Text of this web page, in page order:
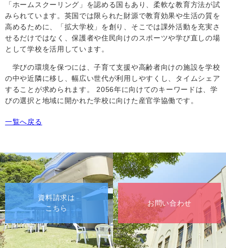
「ホームスクーリング」を認める国もあり、柔軟な教育方法が試
みられています。英国では限られた財源で教育効果や生活の質を
高めるために、「拡大学校」を創り、そこでは課外活動を充実さ
せるだけではなく、保護者や住民向けのスポーツや学び直しの場
として学校を活用しています。
学びの環境を保つには、子育て支援や高齢者向けの施設を学校
の中や近隣に移し、幅広い世代が利用しやすくし、タイムシェア
することが求められます。
2056年に向けてのキーワードは、学
びの選択と地域に開かれた学校に向けた産官学協働です。
一覧へ戻る
資料請求は
こちら
お問い合わせ